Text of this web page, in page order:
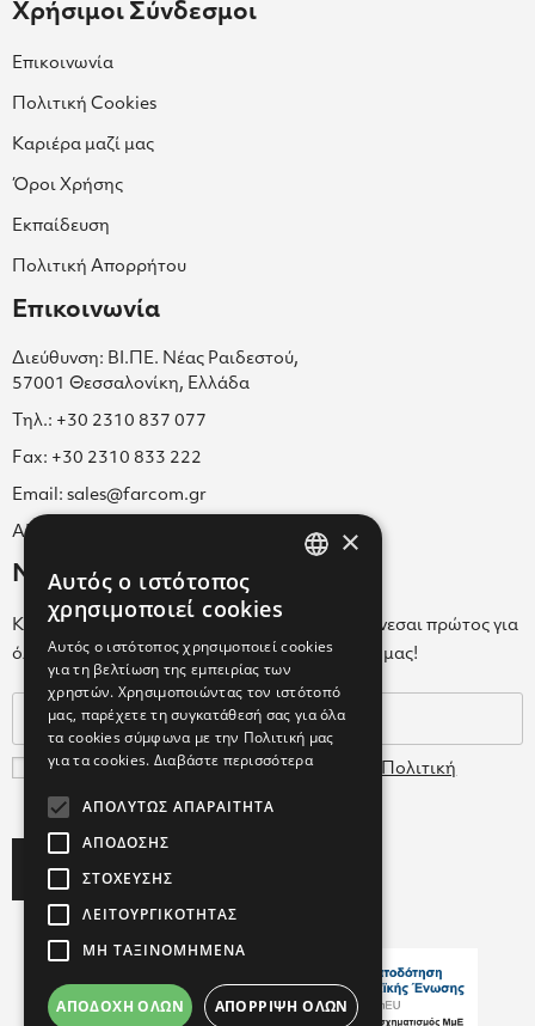
Χρήσιμοι Σύνδεσμοι
Επικοινωνία
Πολιτική Cookies
Καριέρα μαζί μας
Όροι Χρήσης
Εκπαίδευση
Πολιτική Απορρήτου
Επικοινωνία
Διεύθυνση: ΒΙ.ΠΕ. Νέας Ραιδεστού,
57001 Θεσσαλονίκη, Ελλάδα
Τηλ.: +30 2310 837 077
Fax: +30 2310 833 222
Email: sales@farcom.gr
ΑΡ.Γ.Ε.ΜΗ. 038365205000
Newsletter
Κάνε εγγραφή στο Newsletter για να ενημερώνεσαι πρώτος για
όλα τα νέα μας και τα ολοκαίνουρια προϊόντα μας!
Συμφωνώ με τουςΌρους Χρήσης
Πολιτική
Δεδομένων
×
Αυτός ο ιστότοπος
χρησιμοποιεί cookies
Αυτός ο ιστότοπος χρησιμοποιεί cookies
για τη βελτίωση της εμπειρίας των
χρηστών. Χρησιμοποιώντας τον ιστότοπό
μας, παρέχετε τη συγκατάθεσή σας για όλα
τα cookies σύμφωνα με την Πολιτική μας
για τα cookies. Διαβάστε περισσότερα
ΑΠΟΛΎΤΩΣ ΑΠΑΡΑΊΤΗΤΑ
ΑΠΌΔΟΣΗΣ
ΣΤΌΧΕΥΣΗΣ
ΛΕΙΤΟΥΡΓΙΚΌΤΗΤΑΣ
ΜΗ ΤΑΞΙΝΟΜΗΜΈΝΑ
ΑΠΟΔΟΧΉ ΌΛΩΝ ΑΠΌΡΡΙΨΗ ΌΛΩΝ